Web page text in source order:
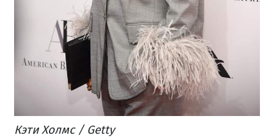
​Кэти Холмс / Getty